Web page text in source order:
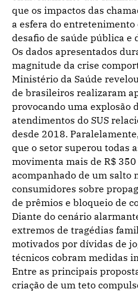
que os impactos das
a esfera do
desafio de saúde pública e
Os dados apresentados
magnitude da crise
Ministério da Saúde
de brasileiros realizaram
provocando uma explosão
atendimentos do SUS
desde 2018.
que o setor superou todas
movimenta mais de R$
acompanhado de um salto
consumidores sobre
de prêmios e bloqueio de
Diante do cenário
extremos de tragédias
motivados por dívidas de
técnicos cobram medidas
Entre as principais
criação de um teto